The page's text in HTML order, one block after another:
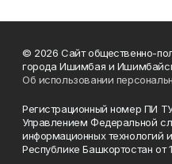
© 2026 Сайт общественно-
города Ишимбая и
Об использовании
Регистрационный номер ПИ
Управлением Федеральной
информационных технологий
Республике Башкортостан от